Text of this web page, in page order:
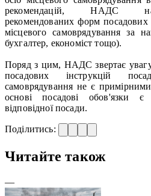
рекомендацій, НАДС
рекомендованих форм посадових
місцевого самоврядування за
бухгалтер, економіст тощо).
Поряд з цим, НАДС звертає
посадових інструкцій
самоврядування не є
основі посадові обов'язки
відповідної посади.
Поділитись:
Читайте також
—